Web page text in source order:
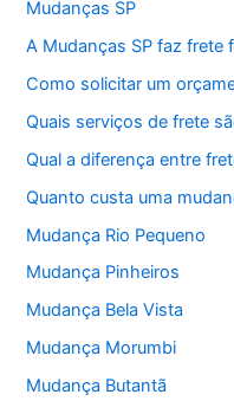
Mudanças SP
A Mudanças SP faz frete
Como solicitar um
Quais serviços de frete
Qual a diferença entre
Quanto custa uma
Mudança Rio Pequeno
Mudança Pinheiros
Mudança Bela Vista
Mudança Morumbi
Mudança Butantã